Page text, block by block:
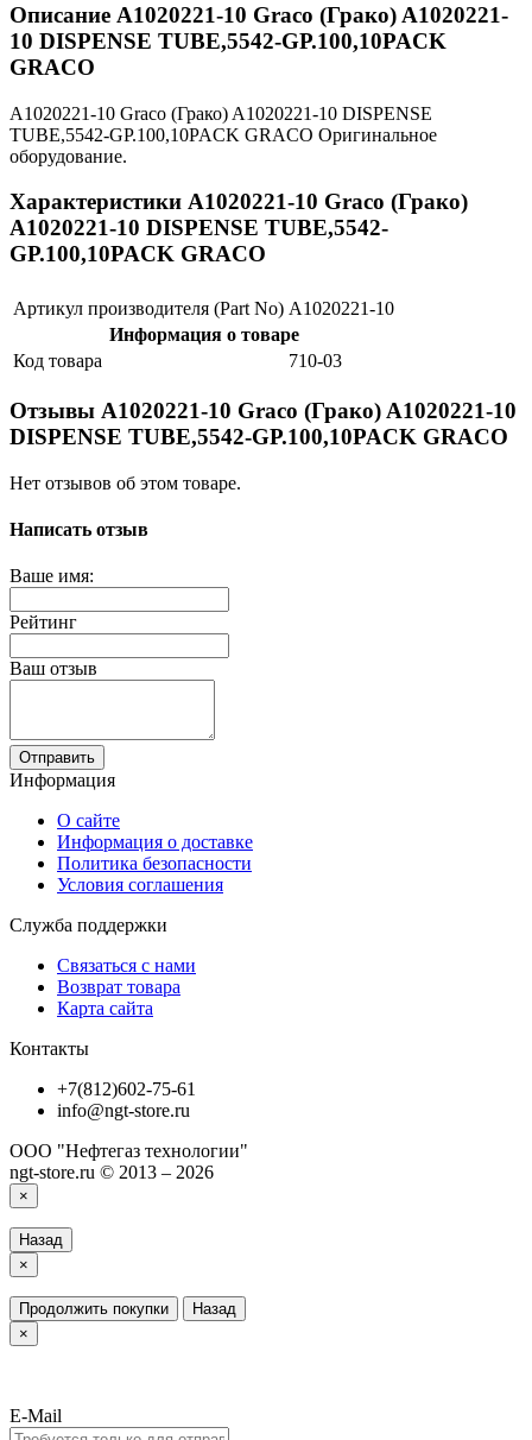
Описание A1020221-10 Graco (Грако) A1020221-
10 DISPENSE TUBE,5542-GP.100,10PACK
GRACO
A1020221-10 Graco (Грако) A1020221-10 DISPENSE
TUBE,5542-GP.100,10PACK GRACO Оригинальное
оборудование.
Характеристики A1020221-10 Graco (Грако)
A1020221-10 DISPENSE TUBE,5542-
GP.100,10PACK GRACO
Артикул производителя (Part No) A1020221-10
Информация о товаре
Код товара
710-03
Отзывы A1020221-10 Graco (Грако) A1020221-10
DISPENSE TUBE,5542-GP.100,10PACK GRACO
Нет отзывов об этом товаре.
Написать отзыв
Ваше имя:
Рейтинг
Ваш отзыв
Отправить
Информация
О сайте
Информация о доставке
Политика безопасности
Условия соглашения
Служба поддержки
Связаться с нами
Возврат товара
Карта сайта
Контакты
+7(812)602-75-61
info@ngt-store.ru
ООО "Нефтегаз технологии"
ngt-store.ru © 2013 – 2026
×
Назад
×
Продолжить покупки
Назад
×
E-Mail